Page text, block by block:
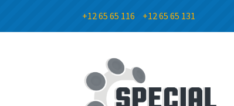
+12 65 65 116 +12 65 65 131
Przejdź
do
nawigacji
Przejdź
do
treści